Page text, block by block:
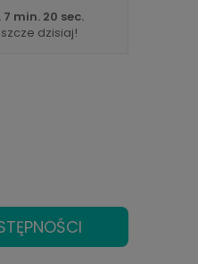
7 min. 20 sec.
dzisiaj!